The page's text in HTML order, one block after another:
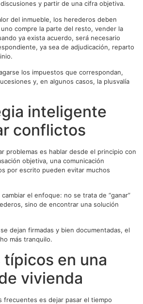
y partir de una cifra objetiva.
del inmueble, los herederos deben
compre la parte del resto, vender la
ya exista acuerdo, será necesario
ya sea de adjudicación, reparto
los impuestos que correspondan,
y, en algunos casos, la plusvalía
inteligente
conflictos
problemas es hablar desde el principio con
objetiva, una comunicación
por escrito pueden evitar muchos
el enfoque: no se trata de “ganar”
sino de encontrar una solución
dejan firmadas y bien documentadas, el
más tranquilo.
típicos en una
vivienda
frecuentes es dejar pasar el tiempo